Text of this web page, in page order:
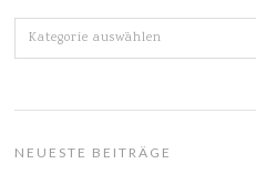
Kategorien
NEUESTE BEITRÄGE